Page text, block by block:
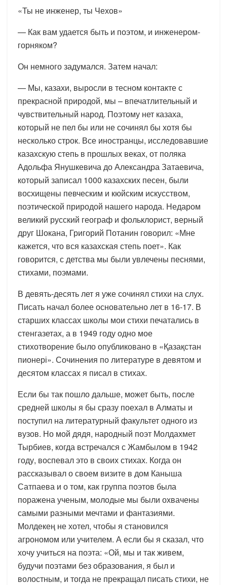
«Ты не инженер, ты Чехов»
— Как вам удается быть и поэтом, и инженером-
горняком?
Он немного задумался. Затем начал:
— Мы, казахи, выросли в тесном контакте с
прекрасной природой, мы – впечатлительный и
чувствительный народ. Поэтому нет казаха,
который не пел бы или не сочинял бы хотя бы
несколько строк. Все иностранцы, исследовавшие
казахскую степь в прошлых веках, от поляка
Адольфа Янушкевича до Александра Затаевича,
который записал 1000 казахских песен, были
восхищены певческим и кюйским искусством,
поэтической природой нашего народа. Недаром
великий русский географ и фольклорист, верный
друг Шокана, Григорий Потанин говорил: «Мне
кажется, что вся казахская степь поет». Как
говорится, с детства мы были увлечены песнями,
стихами, поэмами.
В девять-десять лет я уже сочинял стихи на слух.
Писать начал более основательно лет в 16-17. В
старших классах школы мои стихи печатались в
стенгазетах, а в 1949 году одно мое
стихотворение было опубликовано в «Қазақстан
пионері». Сочинения по литературе в девятом и
десятом классах я писал в стихах.
Если бы так пошло дальше, может быть, после
средней школы я бы сразу поехал в Алматы и
поступил на литературный факультет одного из
вузов. Но мой дядя, народный поэт Молдахмет
Тырбиев, когда встречался с Жамбылом в 1942
году, воспевал это в своих стихах. Когда он
рассказывал о своем визите в дом Каныша
Сатпаева и о том, как группа поэтов была
поражена ученым, молодые мы были охвачены
самыми разными мечтами и фантазиями.
Молдекең не хотел, чтобы я становился
агрономом или учителем. А если бы я сказал, что
хочу учиться на поэта: «Ой, мы и так живем,
будучи поэтами без образования, я был и
волостным, и тогда не прекращал писать стихи, не